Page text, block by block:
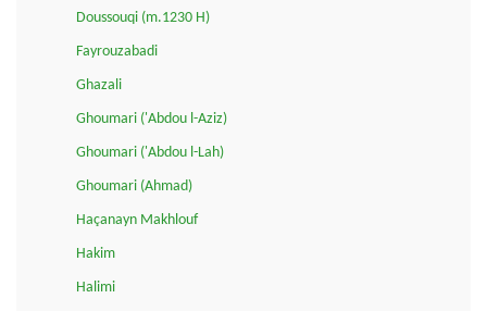
Doussouqi (m.1230 H)
Fayrouzabadi
Ghazali
Ghoumari ('Abdou l-Aziz)
Ghoumari ('Abdou l-Lah)
Ghoumari (Ahmad)
Haçanayn Makhlouf
Hakim
Halimi